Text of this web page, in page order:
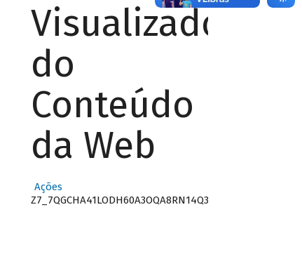
Visualizador
do
Conteúdo
da Web
Ações
Z7_7QGCHA41LODH60A3OQA8RN14Q3